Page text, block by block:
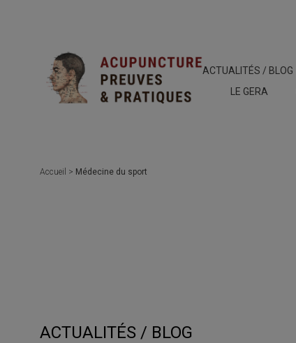
ACTUALITÉS / BLOG
LE GERA
Accueil > Médecine du sport
ACTUALITÉS / BLOG